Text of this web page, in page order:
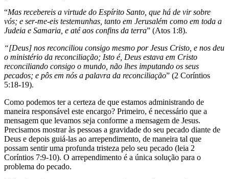
“Mas recebereis a virtude do Espírito Santo, que há de vir sobre
vós; e ser-me-eis testemunhas, tanto em Jerusalém como em toda a
Judeia e Samaria, e até aos confins da terra” (Atos 1:8).
“[Deus] nos reconciliou consigo mesmo por Jesus Cristo, e nos deu
o ministério da reconciliação; Isto é, Deus estava em Cristo
reconciliando consigo o mundo, não lhes imputando os seus
pecados; e pôs em nós a palavra da reconciliação” (2 Coríntios
5:18-19).
Como podemos ter a certeza de que estamos administrando de
maneira responsável este encargo? Primeiro, é necessário que a
mensagem que levamos seja conforme a mensagem de Jesus.
Precisamos mostrar às pessoas a gravidade do seu pecado diante de
Deus e depois guiá-las ao arrependimento, de maneira tal que
possam sentir uma profunda tristeza pelo seu pecado (leia 2
Coríntios 7:9-10). O arrependimento é a única solução para o
problema do pecado.